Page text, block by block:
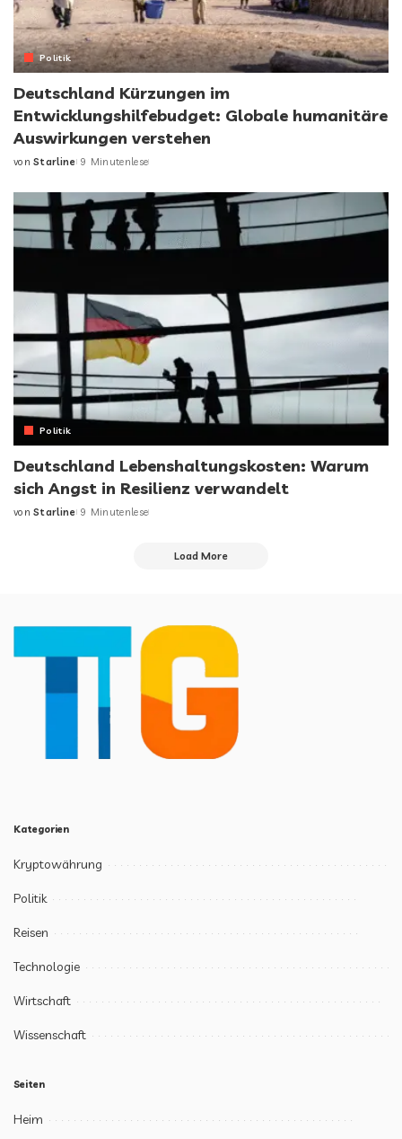
Politik
Deutschland Kürzungen im
Entwicklungshilfebudget: Globale humanitäre
Auswirkungen verstehen
von Starline 9 Minutenlese
Politik
Deutschland Lebenshaltungskosten: Warum
sich Angst in Resilienz verwandelt
von Starline 9 Minutenlese
Load More
Kategorien
Kryptowährung
Politik
Reisen
Technologie
Wirtschaft
Wissenschaft
Seiten
Heim